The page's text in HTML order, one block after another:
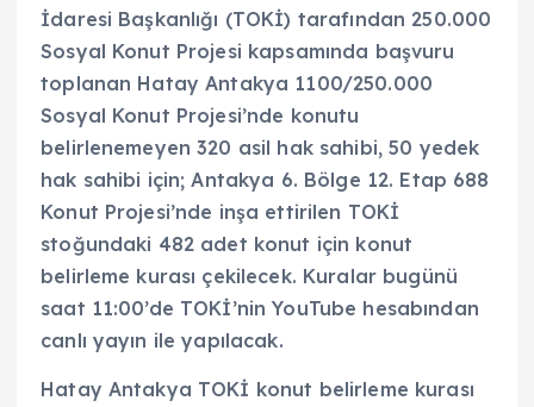
İdaresi Başkanlığı (TOKİ) tarafından 250.000
Sosyal Konut Projesi kapsamında başvuru
toplanan Hatay Antakya 1100/250.000
Sosyal Konut Projesi’nde konutu
belirlenemeyen 320 asil hak sahibi, 50 yedek
hak sahibi için; Antakya 6. Bölge 12. Etap 688
Konut Projesi’nde inşa ettirilen TOKİ
stoğundaki 482 adet konut için konut
belirleme kurası çekilecek. Kuralar bugünü
saat 11:00’de TOKİ’nin YouTube hesabından
canlı yayın ile yapılacak.
Hatay Antakya TOKİ konut belirleme kurası